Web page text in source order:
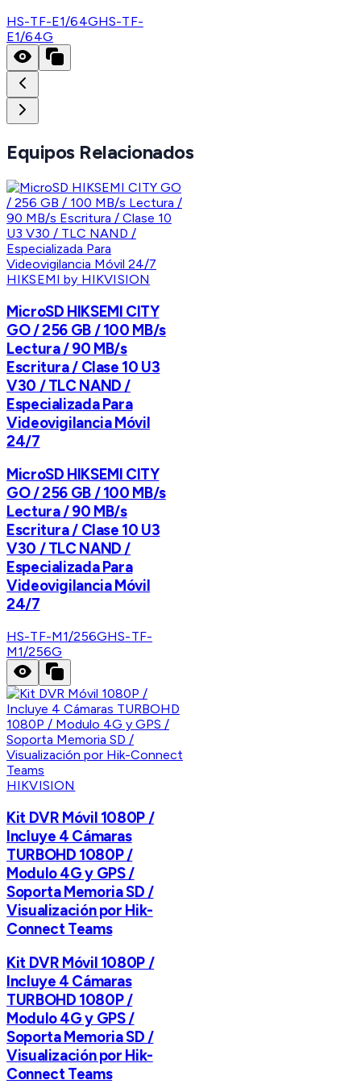
HS-TF-E1/64GHS-TF-
E1/64G
Equipos Relacionados
HIKSEMI by HIKVISION
MicroSD HIKSEMI CITY
GO / 256 GB / 100 MB/s
Lectura / 90 MB/s
Escritura / Clase 10 U3
V30 / TLC NAND /
Especializada Para
Videovigilancia Móvil
24/7
MicroSD HIKSEMI CITY
GO / 256 GB / 100 MB/s
Lectura / 90 MB/s
Escritura / Clase 10 U3
V30 / TLC NAND /
Especializada Para
Videovigilancia Móvil
24/7
HS-TF-M1/256GHS-TF-
M1/256G
HIKVISION
Kit DVR Móvil 1080P /
Incluye 4 Cámaras
TURBOHD 1080P /
Modulo 4G y GPS /
Soporta Memoria SD /
Visualización por Hik-
Connect Teams
Kit DVR Móvil 1080P /
Incluye 4 Cámaras
TURBOHD 1080P /
Modulo 4G y GPS /
Soporta Memoria SD /
Visualización por Hik-
Connect Teams